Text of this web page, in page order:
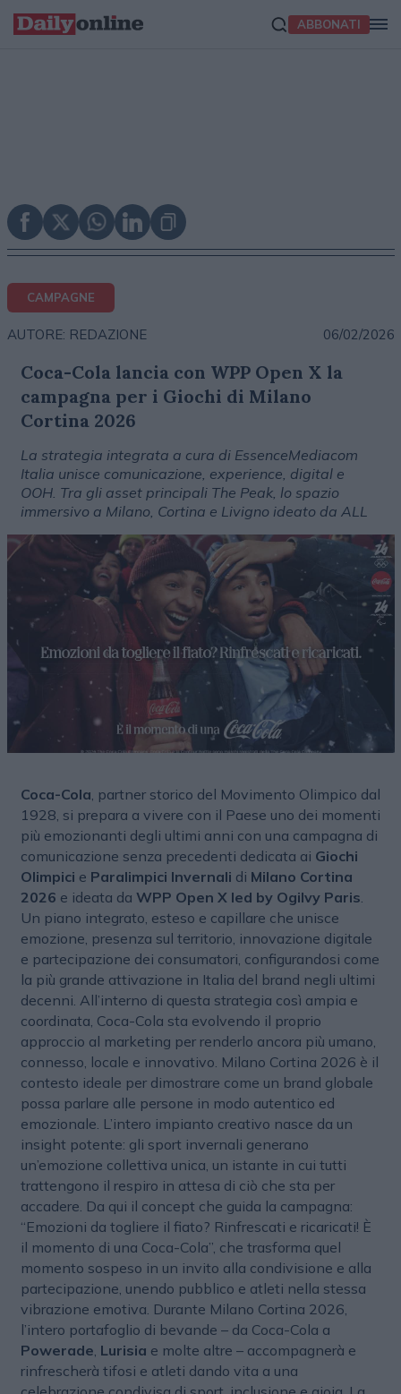
ABBONATI
CAMPAGNE
AUTORE: REDAZIONE 06/02/2026
Coca-Cola lancia con WPP Open X la
campagna per i Giochi di Milano
Cortina 2026
La strategia integrata a cura di EssenceMediacom
Italia unisce comunicazione, experience, digital e
OOH. Tra gli asset principali The Peak, lo spazio
immersivo a Milano, Cortina e Livigno ideato da ALL
Coca-Cola , partner storico del Movimento Olimpico dal
1928, si prepara a vivere con il Paese uno dei momenti
più emozionanti degli ultimi anni con una campagna di
comunicazione senza precedenti dedicata ai Giochi
Olimpici e Paralimpici Invernali di Milano Cortina
2026 e ideata da WPP Open X led by Ogilvy Paris
Un piano integrato, esteso e capillare che unisce
emozione, presenza sul territorio, innovazione digitale
e partecipazione dei consumatori, configurandosi come
la più grande attivazione in Italia del brand negli ultimi
decenni. All’interno di questa strategia così ampia e
coordinata, Coca-Cola sta evolvendo il proprio
approccio al marketing per renderlo ancora più umano,
connesso, locale e innovativo. Milano Cortina 2026 è il
contesto ideale per dimostrare come un brand globale
possa parlare alle persone in modo autentico ed
emozionale. L’intero impianto creativo nasce da un
insight potente: gli sport invernali generano
un’emozione collettiva unica, un istante in cui tutti
trattengono il respiro in attesa di ciò che sta per
accadere. Da qui il concept che guida la campagna:
“Emozioni da togliere il fiato? Rinfrescati e ricaricati! È
il momento di una Coca-Cola”, che trasforma quel
momento sospeso in un invito alla condivisione e alla
partecipazione, unendo pubblico e atleti nella stessa
vibrazione emotiva. Durante Milano Cortina 2026,
l’intero portafoglio di bevande – da Coca-Cola a
Powerade Lurisia e molte altre – accompagnerà e
rinfrescherà tifosi e atleti dando vita a una